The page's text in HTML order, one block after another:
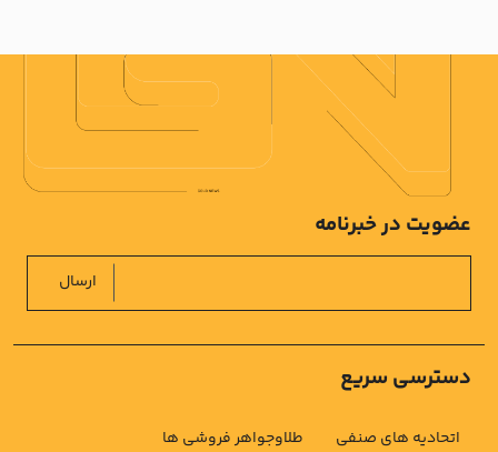
دسترسی سریع
اتحادیه های صنفی
طلاوجواهر فروشی ها
عضویت در خبرنامه
ارسال